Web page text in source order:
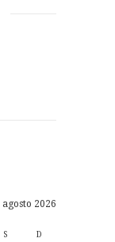
agosto 2026
S D